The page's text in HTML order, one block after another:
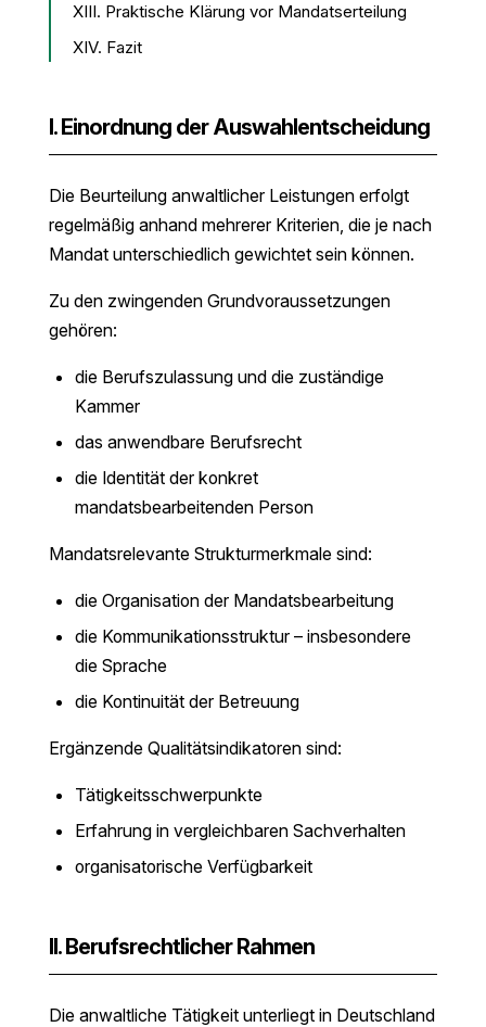
XIII. Praktische Klärung vor Mandatserteilung
XIV. Fazit
I. Einordnung der Auswahlentscheidung
Die Beurteilung anwaltlicher Leistungen erfolgt
regelmäßig anhand mehrerer Kriterien, die je nach
Mandat unterschiedlich gewichtet sein können.
Zu den zwingenden Grundvoraussetzungen
gehören:
die Berufszulassung und die zuständige
Kammer
das anwendbare Berufsrecht
die Identität der konkret
mandatsbearbeitenden Person
Mandatsrelevante Strukturmerkmale sind:
die Organisation der Mandatsbearbeitung
die Kommunikationsstruktur – insbesondere
die Sprache
die Kontinuität der Betreuung
Ergänzende Qualitätsindikatoren sind:
Tätigkeitsschwerpunkte
Erfahrung in vergleichbaren Sachverhalten
organisatorische Verfügbarkeit
II. Berufsrechtlicher Rahmen
Die anwaltliche Tätigkeit unterliegt in Deutschland